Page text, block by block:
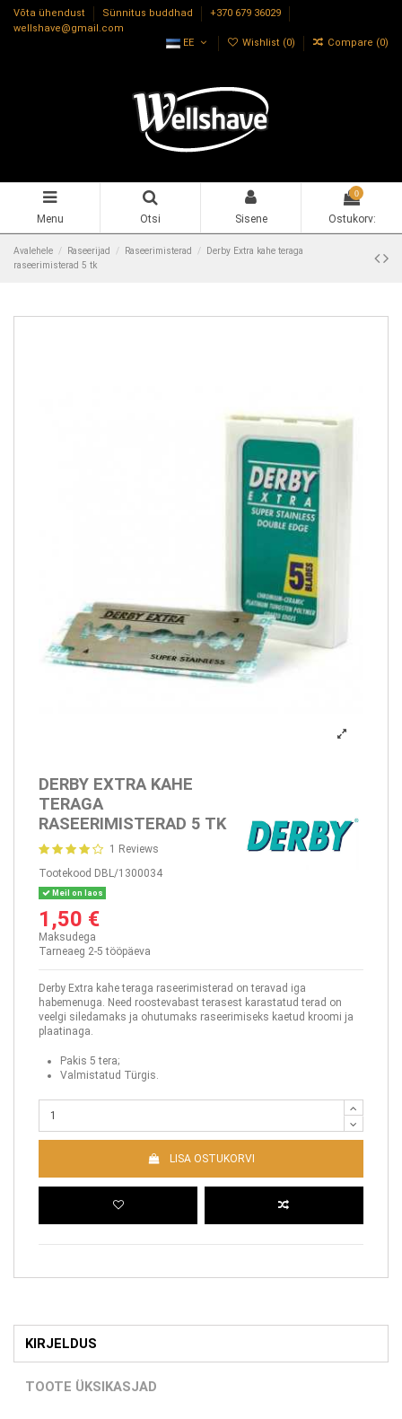
Võta ühendust Sünnitus buddhad
+370 679 36029
wellshave@gmail.com
EE
Wishlist (0) Compare (0)
Menu Otsi Sisene
0
Ostukorv:
Avalehele Raseerijad Raseerimisterad
Derby Extra kahe teraga
raseerimisterad 5 tk
DERBY EXTRA KAHE
TERAGA
RASEERIMISTERAD 5 TK
1 Reviews
Tootekood DBL/1300034
Meil on laos
1,50 €
Maksudega
Tarneaeg 2-5 tööpäeva
Derby Extra kahe teraga raseerimisterad on teravad iga
habemenuga. Need roostevabast terasest karastatud terad on
veelgi siledamaks ja ohutumaks raseerimiseks kaetud kroomi ja
plaatinaga.
Pakis 5 tera;
Valmistatud Türgis.
LISA OSTUKORVI
KIRJELDUS
TOOTE ÜKSIKASJAD